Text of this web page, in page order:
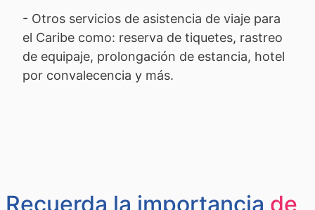
- Otros servicios de asistencia de viaje para
el Caribe como: reserva de tiquetes, rastreo
de equipaje, prolongación de estancia, hotel
por convalecencia y más.
Recuerda la importancia de